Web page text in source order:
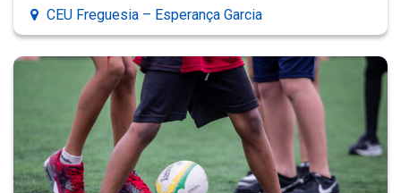
CEU Freguesia – Esperança Garcia